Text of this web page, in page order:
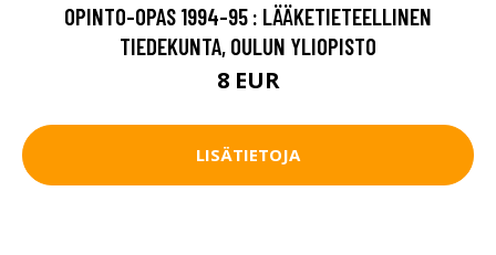
OPINTO-OPAS 1994-95 : LÄÄKETIETEELLINEN
TIEDEKUNTA, OULUN YLIOPISTO
8 EUR
LISÄTIETOJA